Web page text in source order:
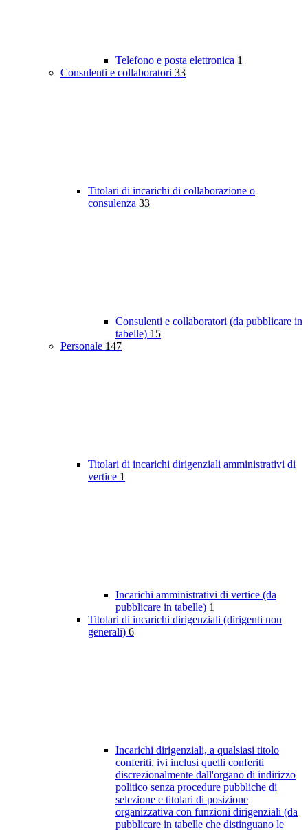
Telefono e posta elettronica 1
Consulenti e collaboratori 33
Titolari di incarichi di collaborazione o
consulenza 33
Consulenti e collaboratori (da pubblicare in
tabelle) 15
Personale 147
Titolari di incarichi dirigenziali amministrativi di
vertice 1
Incarichi amministrativi di vertice (da
pubblicare in tabelle) 1
Titolari di incarichi dirigenziali (dirigenti non
generali) 6
Incarichi dirigenziali, a qualsiasi titolo
conferiti, ivi inclusi quelli conferiti
discrezionalmente dall'organo di indirizzo
politico senza procedure pubbliche di
selezione e titolari di posizione
organizzativa con funzioni dirigenziali (da
pubblicare in tabelle che distinguano le